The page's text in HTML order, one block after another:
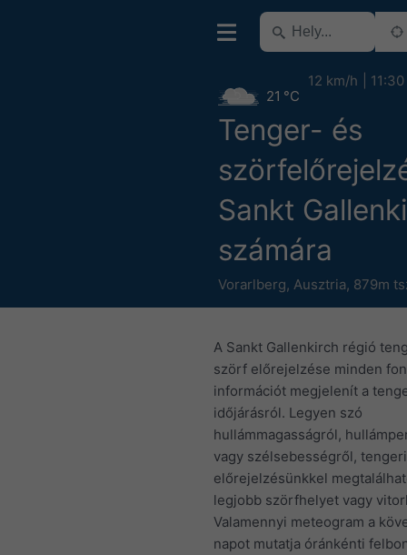
Tenger- és
Sankt
számára
Vorarlberg, Ausztria, 879m
21 °C
12 km/h 11:30
A Sankt Gallenkirch régió
szörf előrejelzése minden
információt megjelenít a
időjárásról. Legyen szó
hullámmagasságról,
vagy szélsebességről,
előrejelzésünkkel
legjobb szörfhelyet vagy
Valamennyi meteogram a
napot mutatja óránkénti